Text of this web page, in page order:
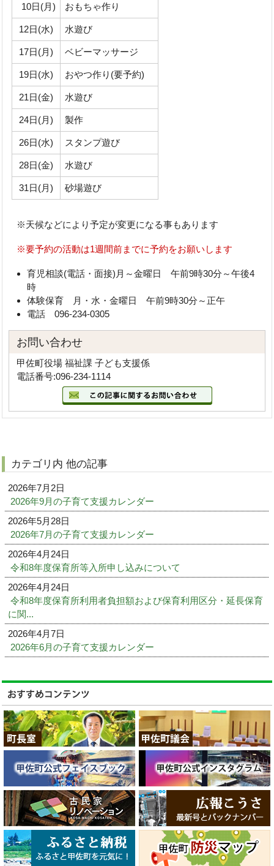
10日(月) おもちゃ作り
12日(水) 水遊び
17日(月) ベビーマッサージ
19日(水) おやつ作り(要予約)
21日(金) 水遊び
24日(月) 製作
26日(水) スタンプ遊び
28日(金) 水遊び
31日(月) 砂場遊び
※天候などにより予定が変更になる事もあります
※要予約の活動は1週間前までに予約をお願いします
育児相談(電話・面接)月～金曜日 午前9時30分～午後4
時
体験保育 月・水・金曜日 午前9時30分～正午
電話 096-234-0305
お問い合わせ
甲佐町役場 福祉課 子ども支援係
電話番号:096-234-1114
カテゴリ内 他の記事
2026年7月2日
2026年9月の子育て支援カレンダー
2026年5月28日
2026年7月の子育て支援カレンダー
2026年4月24日
令和8年度保育所等入所申し込みについて
2026年4月24日
令和8年度保育所利用者負担額および保育利用区分・延長保育
に関...
2026年4月7日
2026年6月の子育て支援カレンダー